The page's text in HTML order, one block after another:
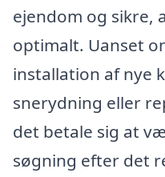
ejendom og sikre,
optimalt. Uanset
installation af nye
snerydning eller
det betale sig at
søgning efter det